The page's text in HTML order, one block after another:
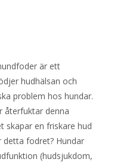
är ett
hudhälsan och
problem hos hundar.
återfuktar denna
skapar en friskare hud
fodret? Hundar
(hudsjukdom,